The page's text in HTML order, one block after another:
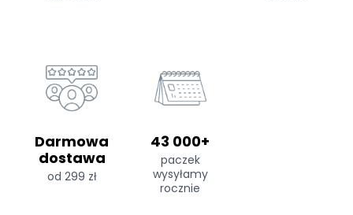
Darmowa
dostawa
od 299 zł
43 000+
paczek
wysyłamy
rocznie